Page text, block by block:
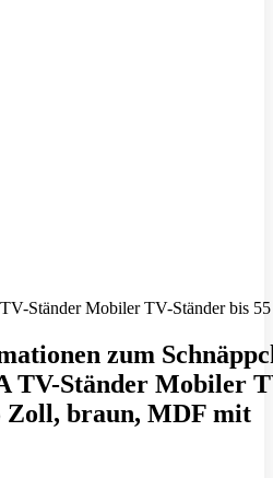
Ständer Mobiler TV-Ständer bis
zum
TV-Ständer Mobiler
Zoll, braun, MDF mit